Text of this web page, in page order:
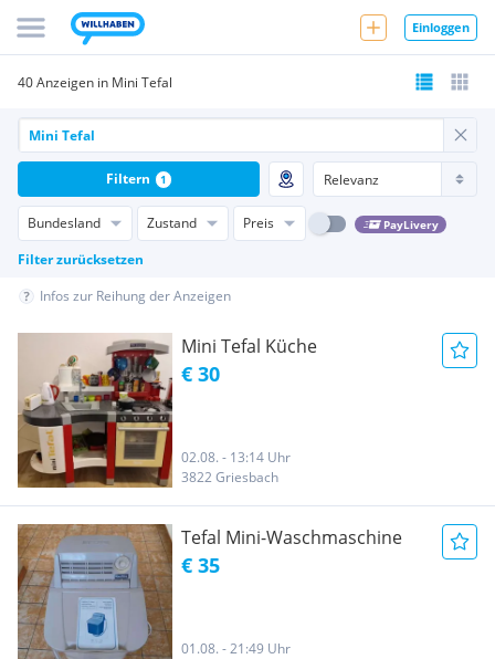
Einloggen
40 Anzeigen in Mini Tefal
Bundesland Zustand Preis PayLivery
Filter zurücksetzen
Filtern 1
Infos zur Reihung der Anzeigen
Mini Tefal Küche
€ 30
02.08. - 13:14 Uhr
3822 Griesbach
Tefal Mini-Waschmaschine
€ 35
01.08. - 21:49 Uhr